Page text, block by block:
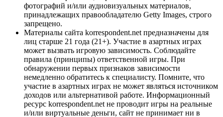
фотографий и/или аудиовизуальных материалов,
принадлежащих правообладателю Getty Images, строго
запрещено.
Материалы сайта korrespondent.net предназначены для
лиц старше 21 года (21+). Участие в азартных играх
может вызвать игровую зависимость. Соблюдайте
правила (принципы) ответственной игры. При
обнаружении первых признаков зависимости
немедленно обратитесь к специалисту. Помните, что
участие в азартных играх не может являться источником
доходов или альтернативой работе. Информационный
ресурс korrespondent.net не проводит игры на реальные
и/или виртуальные деньги, сайт не принимает ни в